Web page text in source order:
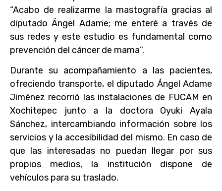
“Acabo de realizarme la mastografía gracias al
diputado Ángel Adame; me enteré a través de
sus redes y este estudio es fundamental como
prevención del cáncer de mama”.
Durante su acompañamiento a las pacientes,
ofreciendo transporte, el diputado Ángel Adame
Jiménez recorrió las instalaciones de FUCAM en
Xochitepec junto a la doctora Oyuki Ayala
Sánchez, intercambiando información sobre los
servicios y la accesibilidad del mismo. En caso de
que las interesadas no puedan llegar por sus
propios medios, la institución dispone de
vehículos para su traslado.